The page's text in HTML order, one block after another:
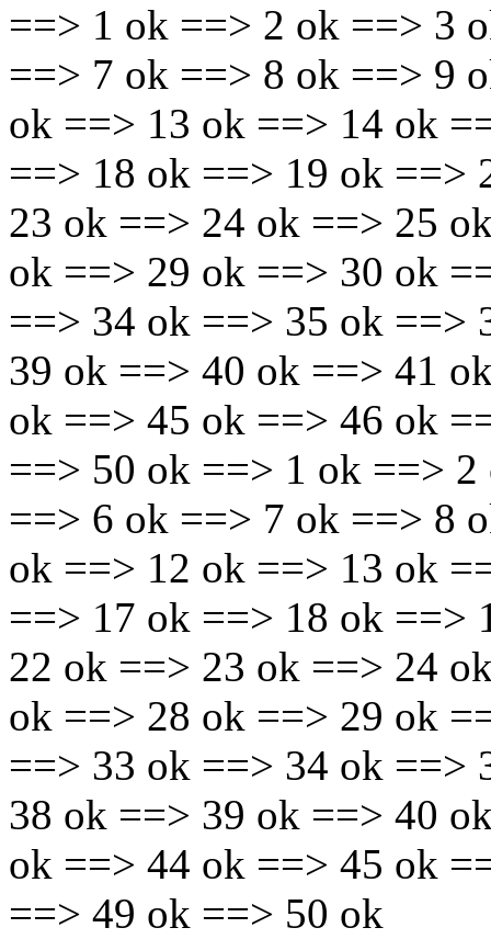
==> 1 ok ==> 2 ok ==> 3
==> 7 ok ==> 8 ok ==> 9
ok ==> 13 ok ==> 14 ok
==> 18 ok ==> 19 ok ==>
23 ok ==> 24 ok ==> 25
ok ==> 29 ok ==> 30 ok
==> 34 ok ==> 35 ok ==>
39 ok ==> 40 ok ==> 41
ok ==> 45 ok ==> 46 ok
==> 50 ok ==> 1 ok ==>
==> 6 ok ==> 7 ok ==> 8
ok ==> 12 ok ==> 13 ok
==> 17 ok ==> 18 ok ==>
22 ok ==> 23 ok ==> 24
ok ==> 28 ok ==> 29 ok
==> 33 ok ==> 34 ok ==>
38 ok ==> 39 ok ==> 40
ok ==> 44 ok ==> 45 ok
==> 49 ok ==> 50 ok